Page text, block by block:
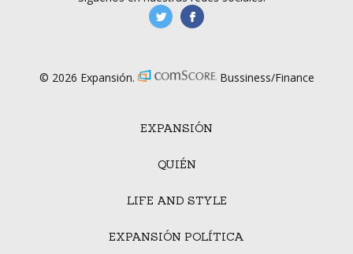
EXPANSIÓN
QUIÉN
LIFE AND STYLE
EXPANSIÓN POLÍTICA
manufacturaGE
© 2026 Expansión. Bussiness/Finance